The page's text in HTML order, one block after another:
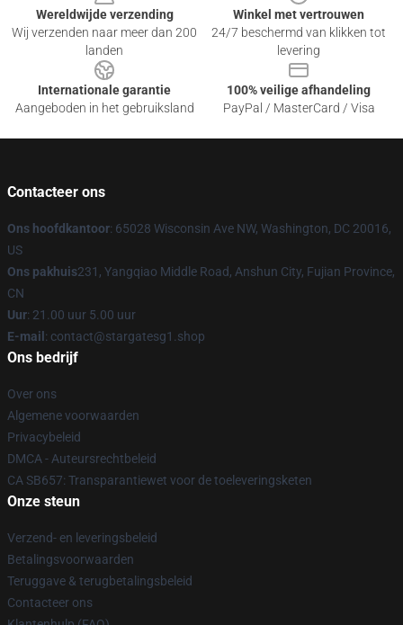
Wereldwijde verzending
Wij verzenden naar meer dan 200
landen
Winkel met vertrouwen
24/7 beschermd van klikken tot
levering
Internationale garantie
Aangeboden in het gebruiksland
100% veilige afhandeling
PayPal / MasterCard / Visa
Contacteer ons
Ons hoofdkantoor: 65028 Wisconsin Ave NW, Washington, DC 20016,
US
Ons pakhuis231, Yangqiao Middle Road, Anshun City, Fujian Province,
CN
Uur: 21.00 uur 5.00 uur
E-mail : contact@stargatesg1.shop
Ons bedrijf
Over ons
Algemene voorwaarden
Privacybeleid
DMCA - Auteursrechtbeleid
CA SB657: Transparantiewet voor de toeleveringsketen
Onze steun
Verzend- en leveringsbeleid
Betalingsvoorwaarden
Teruggave & terugbetalingsbeleid
Contacteer ons